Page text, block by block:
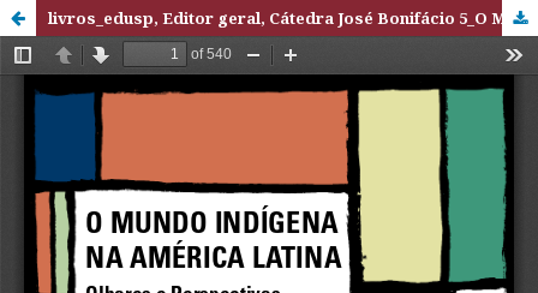
livros_edusp, Editor geral, Cátedra José Bonifácio 5_O Mundo Indígena na América Latina.pdf